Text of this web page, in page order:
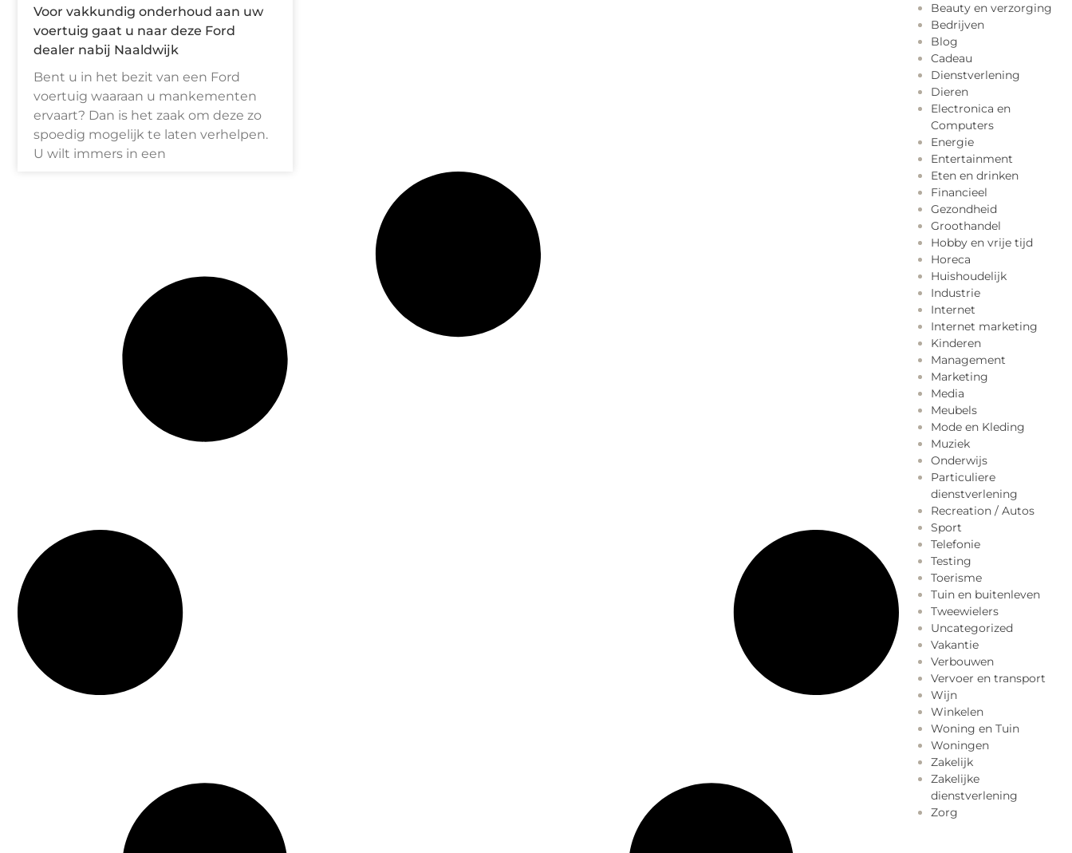
Voor vakkundig onderhoud aan uw
voertuig gaat u naar deze Ford
dealer nabij Naaldwijk
Bent u in het bezit van een Ford
voertuig waaraan u mankementen
ervaart? Dan is het zaak om deze zo
spoedig mogelijk te laten verhelpen.
U wilt immers in een
Beauty en verzorging
Bedrijven
Blog
Cadeau
Dienstverlening
Dieren
Electronica en
Computers
Energie
Entertainment
Eten en drinken
Financieel
Gezondheid
Groothandel
Hobby en vrije tijd
Horeca
Huishoudelijk
Industrie
Internet
Internet marketing
Kinderen
Management
Marketing
Media
Meubels
Mode en Kleding
Muziek
Onderwijs
Particuliere
dienstverlening
Recreation / Autos
Sport
Telefonie
Testing
Toerisme
Tuin en buitenleven
Tweewielers
Uncategorized
Vakantie
Verbouwen
Vervoer en transport
Wijn
Winkelen
Woning en Tuin
Woningen
Zakelijk
Zakelijke
dienstverlening
Zorg